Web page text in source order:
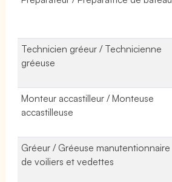
Technicien gréeur / Technicienne
gréeuse
Monteur accastilleur / Monteuse
accastilleuse
Gréeur / Gréeuse manutentionnaire
de voiliers et vedettes